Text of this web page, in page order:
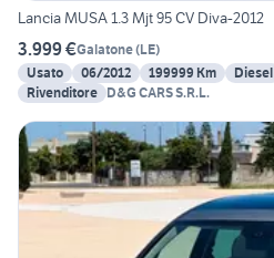
Lancia MUSA 1.3 Mjt 95 CV Diva-2012
3.999 €Galatone(LE)
Usato
06/2012 199999 Km Diesel
Rivenditore D&G CARS S.R.L.